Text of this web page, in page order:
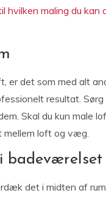
hvilken maling du kan
er det som med alt
resultat.
Skal du kun
mellem loft og væg.
badeværelset
det i midten af